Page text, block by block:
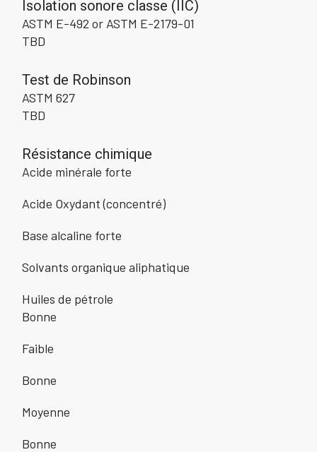
Isolation sonore classe (IIC)
ASTM E-492 or ASTM E-2179-01
TBD
Test de Robinson
ASTM 627
TBD
Résistance chimique
Acide minérale forte
Acide Oxydant (concentré)
Base alcaline forte
Solvants organique aliphatique
Huiles de pétrole
Bonne
Faible
Bonne
Moyenne
Bonne